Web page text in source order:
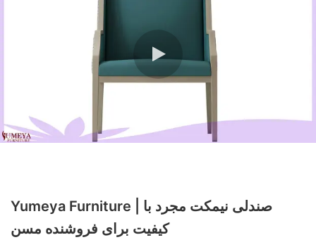
Yumeya Furniture | صندلی نیمکت مجرد با
کیفیت برای فروشنده مسن